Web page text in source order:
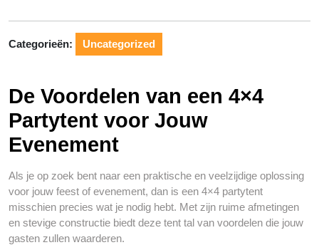
Categorieën: Uncategorized
De Voordelen van een 4×4
Partytent voor Jouw
Evenement
Als je op zoek bent naar een praktische en veelzijdige oplossing
voor jouw feest of evenement, dan is een 4×4 partytent
misschien precies wat je nodig hebt. Met zijn ruime afmetingen
en stevige constructie biedt deze tent tal van voordelen die jouw
gasten zullen waarderen.